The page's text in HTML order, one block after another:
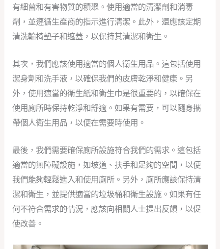
有細菌和有害物質的積聚。使用適當的清潔劑和消毒
劑，並遵循生產商的指示進行清潔。此外，還應該定期
清洗輪椅墊子和遮蓋，以保持其清潔和衛生。
其次，我們應該使用適當的個人衛生用品。這包括使用
潔身劑和洗手液，以確保我們的皮膚乾淨和健康。另
外，使用適當的衛生紙和衛生巾是很重要的，以確保在
使用廁所時保持乾淨和舒適。如果有需要，可以隨身攜
帶個人衛生用品，以便在需要時使用。
最後，我們需要確保廁所設施符合我們的需求。這包括
適當的無障礙設施，如坡道、扶手和足夠的空間，以便
我們能夠輕鬆進入和使用廁所。另外，廁所應該保持清
潔和衛生，並提供適當的垃圾桶和衛生設施。如果有任
何不符合需求的情況，應該向相關人士提出反饋，以促
使改善。